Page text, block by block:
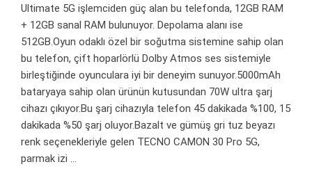
Ultimate 5G işlemciden güç alan bu telefonda, 12GB RAM
+ 12GB sanal RAM bulunuyor. Depolama alanı ise
512GB.Oyun odaklı özel bir soğutma sistemine sahip olan
bu telefon, çift hoparlörlü Dolby Atmos ses sistemiyle
birleştiğinde oyunculara iyi bir deneyim sunuyor.5000mAh
bataryaya sahip olan ürünün kutusundan 70W ultra şarj
cihazı çıkıyor.Bu şarj cihazıyla telefon 45 dakikada %100, 15
dakikada %50 şarj oluyor.Bazalt ve gümüş gri tuz beyazı
renk seçenekleriyle gelen TECNO CAMON 30 Pro 5G,
parmak izi ...